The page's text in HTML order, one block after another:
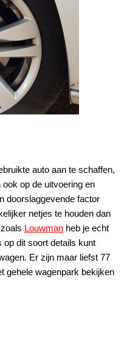
auto aan te schaffen,
op de uitvoering en
doorslaggevende factor
netjes te houden dan
Louwman heb je echt
op dit soort details kunt
Er zijn maar liefst 77
gehele wagenpark bekijken